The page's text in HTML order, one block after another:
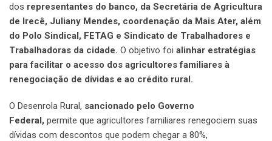
dos representantes do banco, da Secretária de Agricultura
de Irecê, Juliany Mendes, coordenação da Mais Ater, além
do Polo Sindical, FETAG e Sindicato de Trabalhadores e
Trabalhadoras da cidade. O objetivo foi alinhar estratégias
para facilitar o acesso dos agricultores familiares à
renegociação de dívidas e ao crédito rural.
O Desenrola Rural, sancionado pelo Governo
Federal, permite que agricultores familiares renegociem suas
dívidas com descontos que podem chegar a 80%,